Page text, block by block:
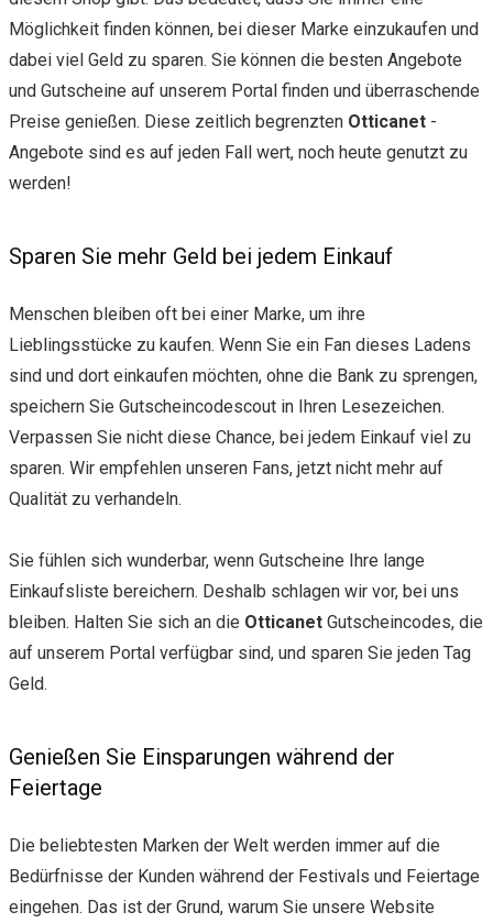
Möglichkeit finden können, bei dieser Marke einzukaufen und
dabei viel Geld zu sparen. Sie können die besten Angebote
und Gutscheine auf unserem Portal finden und überraschende
Preise genießen. Diese zeitlich begrenzten Otticanet -
Angebote sind es auf jeden Fall wert, noch heute genutzt zu
werden!
Sparen Sie mehr Geld bei jedem Einkauf
Menschen bleiben oft bei einer Marke, um ihre
Lieblingsstücke zu kaufen. Wenn Sie ein Fan dieses Ladens
sind und dort einkaufen möchten, ohne die Bank zu sprengen,
speichern Sie Gutscheincodescout in Ihren Lesezeichen.
Verpassen Sie nicht diese Chance, bei jedem Einkauf viel zu
sparen. Wir empfehlen unseren Fans, jetzt nicht mehr auf
Qualität zu verhandeln.
Sie fühlen sich wunderbar, wenn Gutscheine Ihre lange
Einkaufsliste bereichern. Deshalb schlagen wir vor, bei uns
bleiben. Halten Sie sich an die Otticanet Gutscheincodes, die
auf unserem Portal verfügbar sind, und sparen Sie jeden Tag
Geld.
Genießen Sie Einsparungen während der
Feiertage
Die beliebtesten Marken der Welt werden immer auf die
Bedürfnisse der Kunden während der Festivals und Feiertage
eingehen. Das ist der Grund, warum Sie unsere Website